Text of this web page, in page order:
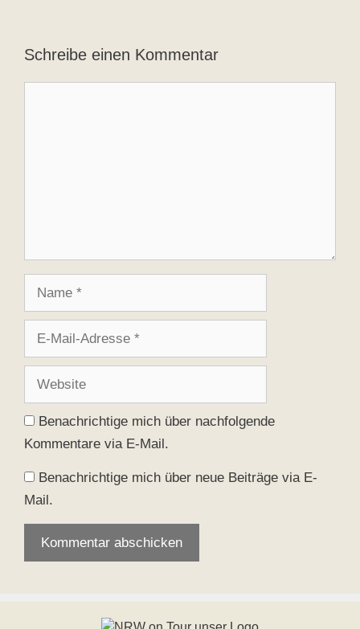
Schreibe einen Kommentar
Adresse
Benachrichtige mich über nachfolgende
Kommentare via E-Mail.
Benachrichtige mich über neue Beiträge via E-
Mail.